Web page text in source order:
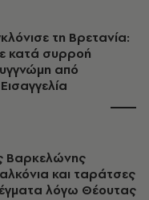
τη Βρετανία:
κατά συρροή
από
Βαρκελώνης
και ταράτσες
λόγω Θέουτας